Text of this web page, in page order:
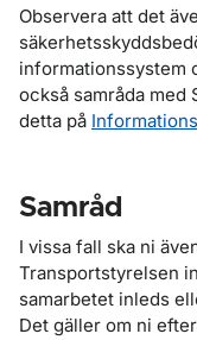
Observera att det
informationssystem
också samråda med
detta på
Samråd
I vissa fall ska ni
Transportstyrelsen
samarbetet inleds
Det gäller om ni